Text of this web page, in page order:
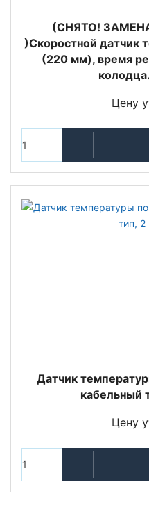
(СНЯТО!
)Скоростной датчик
(220 мм), время
Цену
Датчик
кабельный
Цену